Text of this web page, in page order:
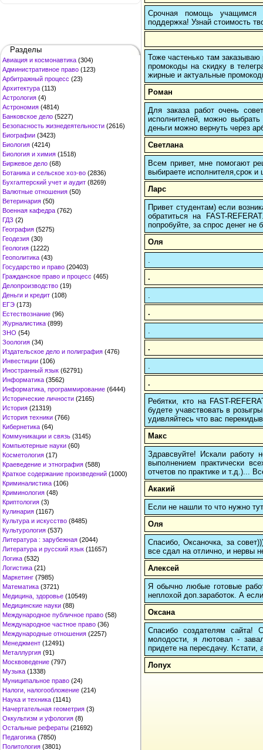
Разделы
Авиация и космонавтика (304)
Административное право (123)
Арбитражный процесс (23)
Архитектура (113)
Астрология (4)
Астрономия (4814)
Банковское дело (5227)
Безопасность жизнедеятельности (2616)
Биографии (3423)
Биология (4214)
Биология и химия (1518)
Биржевое дело (68)
Ботаника и сельское хоз-во (2836)
Бухгалтерский учет и аудит (8269)
Валютные отношения (50)
Ветеринария (50)
Военная кафедра (762)
ГДЗ (2)
География (5275)
Геодезия (30)
Геология (1222)
Геополитика (43)
Государство и право (20403)
Гражданское право и процесс (465)
Делопроизводство (19)
Деньги и кредит (108)
ЕГЭ (173)
Естествознание (96)
Журналистика (899)
ЗНО (54)
Зоология (34)
Издательское дело и полиграфия (476)
Инвестиции (106)
Иностранный язык (62791)
Информатика (3562)
Информатика, программирование (6444)
Исторические личности (2165)
История (21319)
История техники (766)
Кибернетика (64)
Коммуникации и связь (3145)
Компьютерные науки (60)
Косметология (17)
Краеведение и этнография (588)
Краткое содержание произведений (1000)
Криминалистика (106)
Криминология (48)
Криптология (3)
Кулинария (1167)
Культура и искусство (8485)
Культурология (537)
Литература : зарубежная (2044)
Литература и русский язык (11657)
Логика (532)
Логистика (21)
Маркетинг (7985)
Математика (3721)
Медицина, здоровье (10549)
Медицинские науки (88)
Международное публичное право (58)
Международное частное право (36)
Международные отношения (2257)
Менеджмент (12491)
Металлургия (91)
Москвоведение (797)
Музыка (1338)
Муниципальное право (24)
Налоги, налогообложение (214)
Наука и техника (1141)
Начертательная геометрия (3)
Оккультизм и уфология (8)
Остальные рефераты (21692)
Педагогика (7850)
Политология (3801)
Срочная помощь учащимся в
поддержка! Узнай стоимость
Тоже частенько там
промокоды на скидку в
жирные и актуальные
Роман
Для заказа работ очень
исполнителей, можно
деньги можно вернуть через
Светлана
Всем привет, мне помогают
выбираете исполнителя,срок и
Ларс
Привет студентам) если
обратиться на FAST-
попробуйте, за спрос денег не
Оля
.
.
.
.
Ребятки, кто на FAST-
будете учавствовать в
удивляйтесь что вас
Макс
Здравсвуйте! Искали
выполнением практически
отчетов по практике и т.д.)...
Акакий
Если не нашли то что нужно
Оля
Спасибо, Оксаночка, за
все сдал на отлично, и нервы
Алексей
Я обычно любые готовые
неплохой доп.заработок. А
Оксана
Спасибо создателям сайта!
молодости, я лютовал -
придете на пересдачу. Кстати,
Лопух